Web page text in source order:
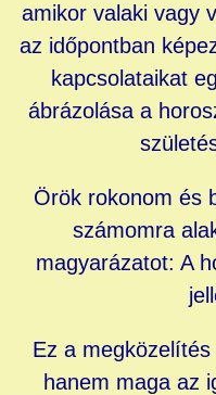
amikor valaki vagy
az időpontban
kapcsolataikat
ábrázolása a
Örök rokonom és
számomra
magyarázatot: A
Ez a
hanem maga az